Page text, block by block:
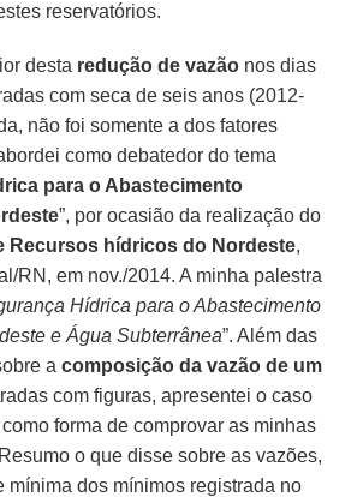
reservatórios.
desta redução de vazão nos dias
com seca de seis anos (2012-
não foi somente a dos fatores
como debatedor do tema
para o Abastecimento
”, por ocasião da realização do
Recursos hídricos do Nordeste,
RN, em nov./2014. A minha palestra
Hídrica para o Abastecimento
e Água Subterrânea”. Além das
acomposição da vazão de um
com figuras, apresentei o caso
como forma de comprovar as minhas
o que disse sobre as vazões,
mínima dos mínimos registrada no